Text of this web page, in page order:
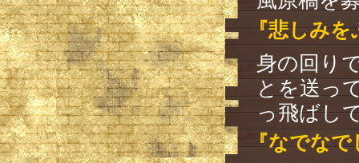
『悲しみ
身の回り
とを送っ
っ飛ばし
『なでなで